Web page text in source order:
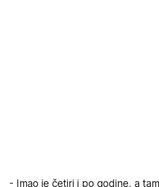
- Imao je četiri i po godine, a